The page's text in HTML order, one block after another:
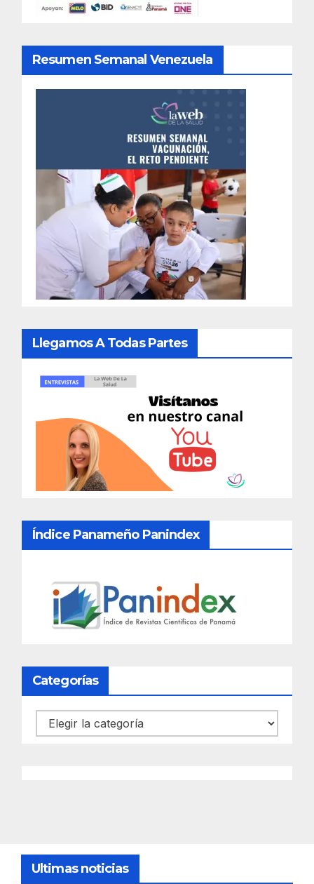
Resumen Semanal Venezuela
Llegamos A Todas Partes
Índice Panameño Panindex
Categorías
Categorías
Ultimas noticias